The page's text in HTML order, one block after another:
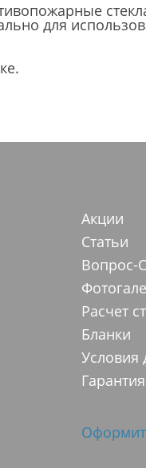
для
Акции
Статьи
Вопрос-
Расчет
Бланки
Условия
Гарантия